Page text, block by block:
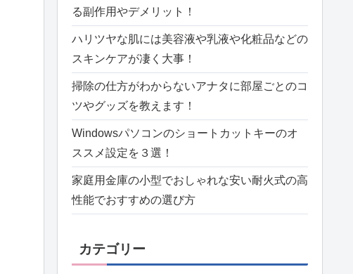
る副作用やデメリット！
ハリツヤな肌には美容液や乳液や化粧品などの
スキンケアが凄く大事！
掃除の仕方がわからないアナタに部屋ごとのコ
ツやグッズを教えます！
Windowsパソコンのショートカットキーのオ
ススメ設定を３選！
家庭用金庫の小型でおしゃれな安い耐火式の高
性能でおすすめの選び方
カテゴリー